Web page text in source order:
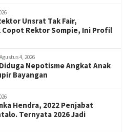
Unsrat Tak Fair,
Rektor Sompie, Ini Profil
Agustus 4, 2026
Nepotisme Angkat Anak
Bayangan
Hendra, 2022 Penjabat
Ternyata 2026 Jadi